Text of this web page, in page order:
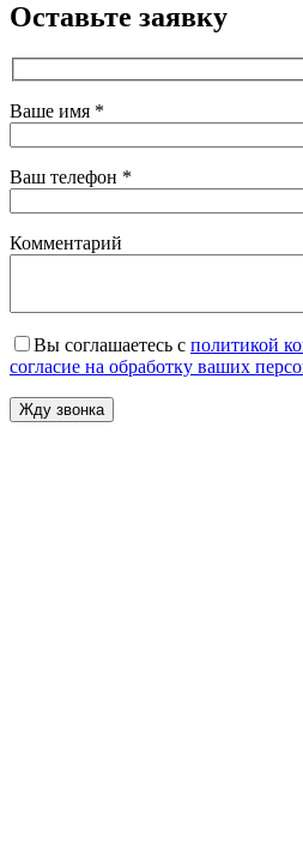
Оставьте заявку
Ваше имя *
Ваш телефон *
Комментарий
Вы соглашаетесь с политикой
согласие на обработку ваших